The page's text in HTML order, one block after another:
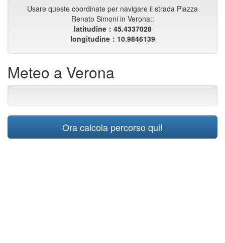
Usare queste coordinate per navigare il strada Piazza
Renato Simoni in Verona::
latitudine：45.4337028
longitudine：10.9846139
Meteo a Verona
Ora calcola percorso qui!